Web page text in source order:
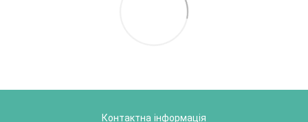
Контактна інформація